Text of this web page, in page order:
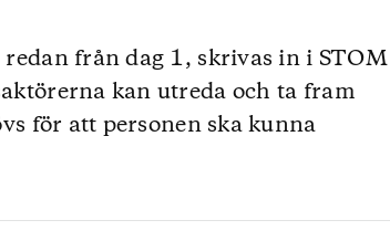
från dag 1, skrivas in i STOM
kan utreda och ta fram
för att personen ska kunna